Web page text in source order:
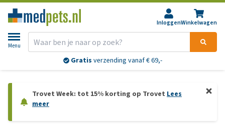
InloggenWinkelwagen
Menu
Gratis verzending vanaf € 69,-
Trovet Week: tot 15% korting op Trovet Lees
meer